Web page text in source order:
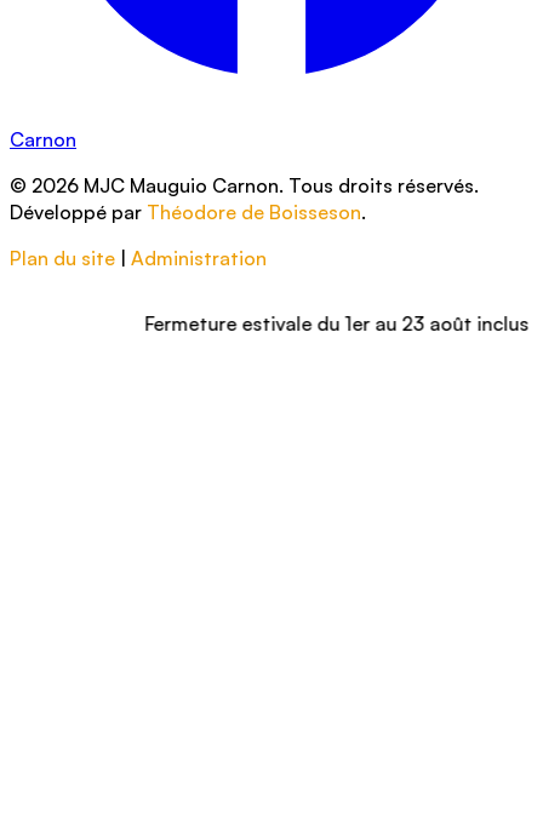
Carnon
© 2026 MJC Mauguio Carnon. Tous droits réservés.
Développé par Théodore de Boisseson.
Plan du site | Administration
Fermeture estivale du 1er au 23 août inclus –